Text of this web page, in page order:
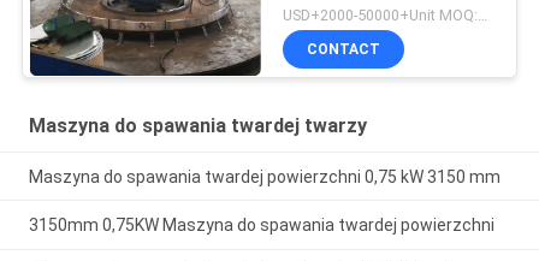
CONTACT
Maszyna do spawania twardej twarzy
Maszyna do spawania twardej powierzchni 0,75 kW 3150 mm
3150mm 0,75KW Maszyna do spawania twardej powierzchni